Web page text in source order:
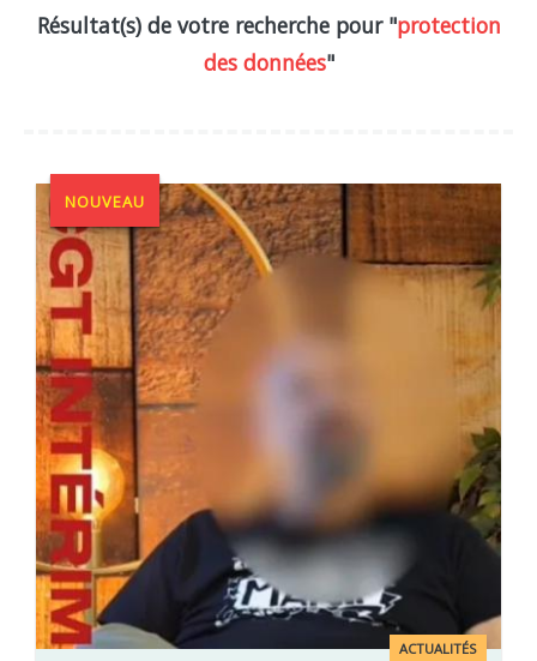
Résultat(s) de votre recherche pour "protection
des données"
NOUVEAU
ACTUALITÉS